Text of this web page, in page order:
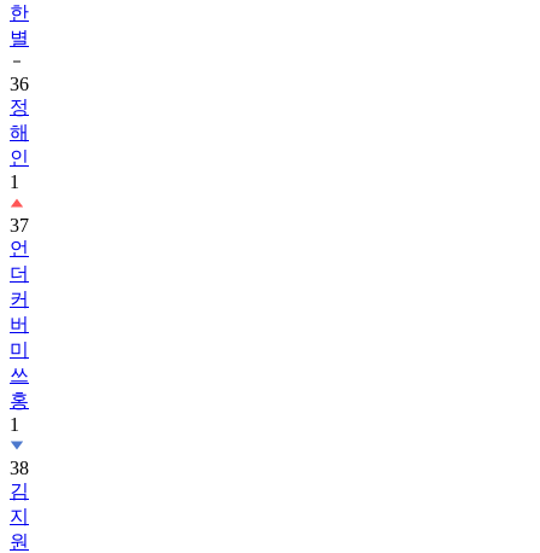
한
별
36
정
해
인
1
37
언
더
커
버
미
쓰
홍
1
38
김
지
원